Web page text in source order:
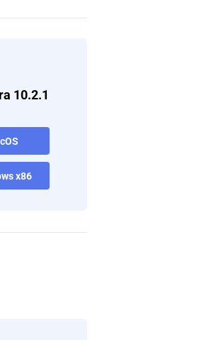
10.2.1
x86